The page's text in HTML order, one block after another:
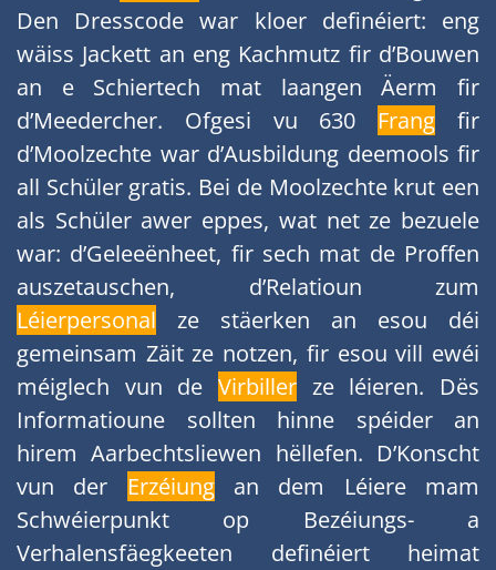
Den Dresscode war kloer definéiert: eng
wäiss Jackett an eng Kachmutz fir d’Bouwen
an e Schiertech mat laangen Äerm fir
d’Meedercher. Ofgesi vu 630 Frang fir
d’Moolzechte war d’Ausbildung deemools fir
all Schüler gratis. Bei de Moolzechte krut een
als Schüler awer eppes, wat net ze bezuele
war: d’Geleeënheet, fir sech mat de Proffen
auszetauschen, d’Relatioun zum
Léierpersonal ze stäerken an esou déi
gemeinsam Zäit ze notzen, fir esou vill ewéi
méiglech vun de Virbiller ze léieren. Dës
Informatioune sollten hinne spéider an
hirem Aarbechtsliewen hëllefen. D’Konscht
vun der Erzéiungan dem Léiere mam
Schwéierpunkt op Bezéiungs- a
Verhalensfäegkeeten definéiert heimat